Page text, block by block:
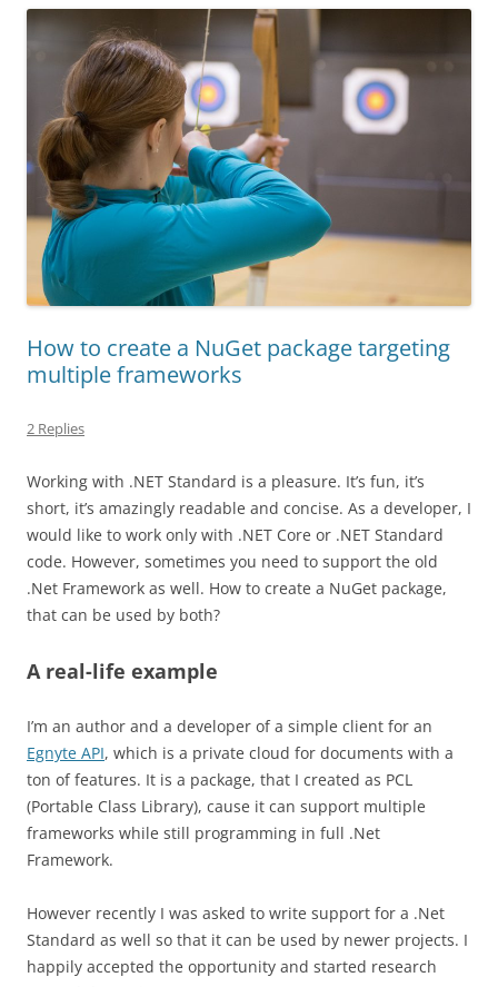
How to create a NuGet package targeting
multiple frameworks
2 Replies
Working with .NET Standard is a pleasure. It’s fun, it’s
short, it’s amazingly readable and concise. As a developer, I
would like to work only with .NET Core or .NET Standard
code. However, sometimes you need to support the old
.Net Framework as well. How to create a NuGet package,
that can be used by both?
A real-life example
I’m an author and a developer of a simple client for an
Egnyte API, which is a private cloud for documents with a
ton of features. It is a package, that I created as PCL
(Portable Class Library), cause it can support multiple
frameworks while still programming in full .Net
Framework.
However recently I was asked to write support for a .Net
Standard as well so that it can be used by newer projects. I
happily accepted the opportunity and started research